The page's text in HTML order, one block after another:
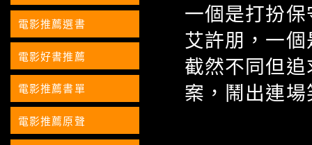
一個是打扮
艾許朋，一
截然不同但
案，鬧出連
電影推薦選書
電影好書推薦
電影推薦書單
電影推薦原聲